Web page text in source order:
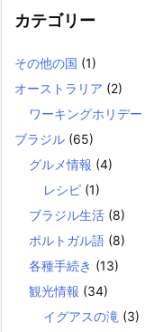
カテゴリー
その他の国 (1)
オーストラリア (2)
ワーキングホリデー
ブラジル (65)
グルメ情報 (4)
レシピ (1)
ブラジル生活 (8)
ポルトガル語 (8)
各種手続き (13)
観光情報 (34)
イグアスの滝 (3)